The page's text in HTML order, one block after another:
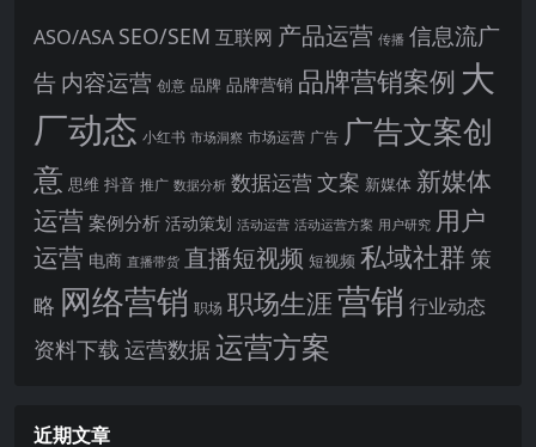
ASO/ASA SEO/SEM 互联网 产品运营 传播 信息流广
告 内容运营 创意 品牌 品牌营销 品牌营销案例 大
厂动态 小红书 市场洞察 市场运营 广告 广告文案创
意 思维 抖音 推广 数据分析 数据运营 文案 新媒体 新媒体
运营 案例分析 活动策划 活动运营 活动运营方案 用户研究 用户
运营 电商 直播带货 直播短视频 短视频 私域社群 策
略 网络营销 职场 职场生涯营销 行业动态
资料下载 运营数据运营方案
近期文章